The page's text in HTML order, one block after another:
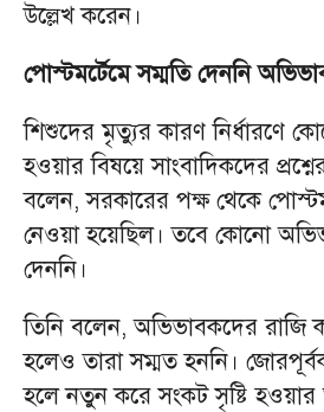
উল্লেখ করেন।
পোস্টমর্টেমে সম্মতি দেননি
শিশুদের মৃত্যুর কারণ নির্ধারণে
হওয়ার বিষয়ে সাংবাদিকদের প্রশ্নের
বলেন, সরকারের পক্ষ থেকে
নেওয়া হয়েছিল। তবে কোনো
দেননি।
তিনি বলেন, অভিভাবকদের রাজি
হলেও তারা সম্মত হননি।
হলে নতুন করে সংকট সৃষ্টি হওয়ার